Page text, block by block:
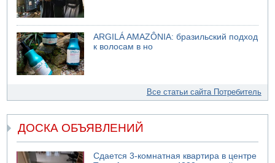
ARGILÁ AMAZÔNIA: бразильский подход
к волосам в но
Все статьи сайта Потребитель
ДОСКА ОБЪЯВЛЕНИЙ
Сдается 3-комнатная квартира в центре